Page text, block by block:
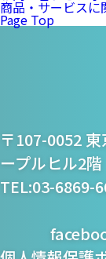
商品・サービスに
Page Top
プライム・ス
会社
〒107-0052
ープルヒル2階
TEL:03-6869-